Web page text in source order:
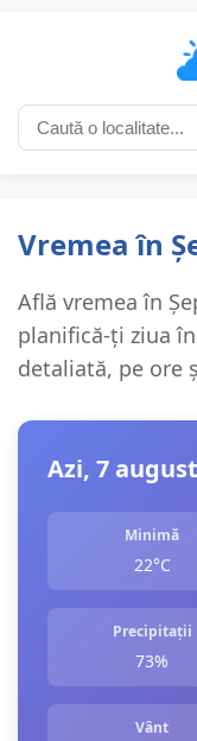
Vremea în
Află vremea în
planifică-ți ziua
detaliată, pe ore
Azi, 7
Minimă
22°C
Precipitații
73%
Vânt